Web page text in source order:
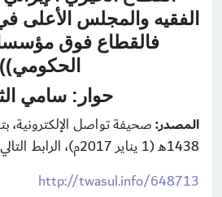
الفقيه والمجلس الأعلى في
فالقطاع فوق
الحكومي))
حوار: سامي
المصدر:
1438هـ (1 يناير 2017م)، الرابط التالي:
http://twasul.info/648713